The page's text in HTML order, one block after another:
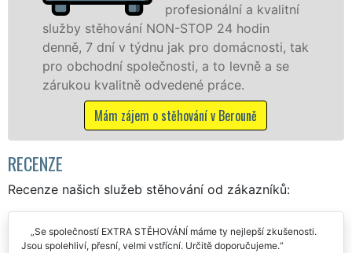
kvalitní
tak
a se
technikou.
služby zajišťujeme domácnostem i
celém okresu Beroun se zárukou
franchisové sítě EXTRA STĚHOVÁNÍ.
Nabízíme stěhovací služby NON-
včetně víkendů a svátků bez
Mám zájem o stěhovací služby v
RECENZE
Recenze našich služeb stěhování od zákazníků:
Se společností EXTRA STĚHOVÁNÍ máme ty nejlepší zkušenosti.